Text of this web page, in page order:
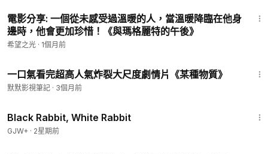
電影分享: 一個從未感受過溫暖的人，當溫暖降臨在他身
邊時，他會更加珍惜！《與瑪格麗特的午後》
希望之光 · 1個月前
一口氣看完超高人氣炸裂大尺度劇情片《某種物質》
默默影視筆記 · 3個月前
Black Rabbit, White Rabbit
GJW+ · 2星期前